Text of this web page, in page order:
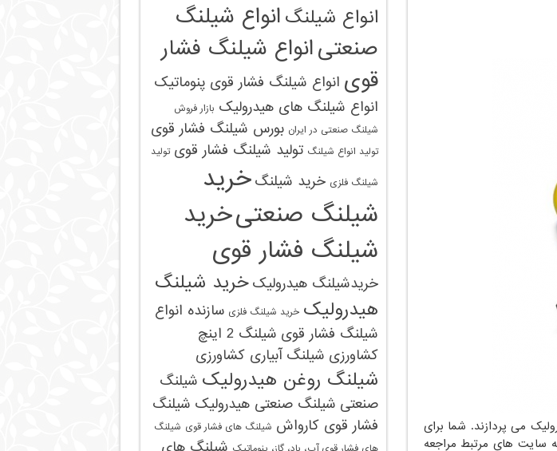
می پردازند. شما برای
سایت های مرتبط مراجعه
انواع شیلنگ انواع شیلنگ
صنعتیانواع شیلنگ فشار
قوی انواع شیلنگ فشار قوی پنوماتیک
انواع شیلنگ های هیدرولیک بازار فروش
شیلنگ صنعتی در ایران بورس شیلنگ فشار قوی
تولید انواع شیلنگ تولید شیلنگ فشار قوی تولید
شیلنگ‌ فلزی خرید شیلنگ خرید
شیلنگ صنعتیخرید
شیلنگ فشار قوی
خریدشیلنگ هیدرولیک خرید شیلنگ
هیدرولیک خرید شیلنگ‌ فلزی سازنده انواع
شیلنگ فشار قوی
شیلنگ 2 اینچ
کشاورزی شیلنگ آبیاری کشاورزی
شیلنگ روغن هیدرولیک شیلنگ
صنعتی شیلنگ صنعتی هیدرولیک شیلنگ
فشار قوی کارواش شیلنگ های فشار قوی شیلنگ